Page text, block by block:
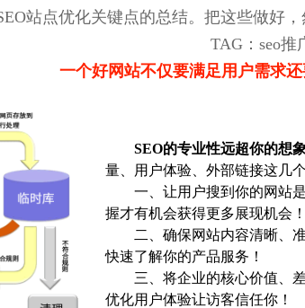
站点优化关键点的总结。把这些做好
TAG：seo推
一个好网站不仅要满足用户需求还
SEO的专业性远超你的想象
量、用户体验、外部链接这几
一、让用户搜到你的网站
握才有机会获得更多展现机会！
二、确保网站内容清晰、
快速了解你的产品服务！
三、将企业的核心价值、
优化用户体验让访客信任你！